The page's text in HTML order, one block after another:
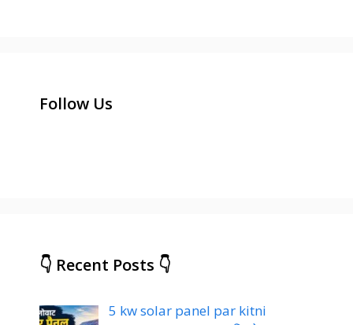
Follow Us
👇 Recent Posts 👇
5 kw solar panel par kitni